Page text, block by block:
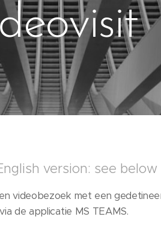
version: see below
videobezoek met een
de applicatie MS TEAMS.